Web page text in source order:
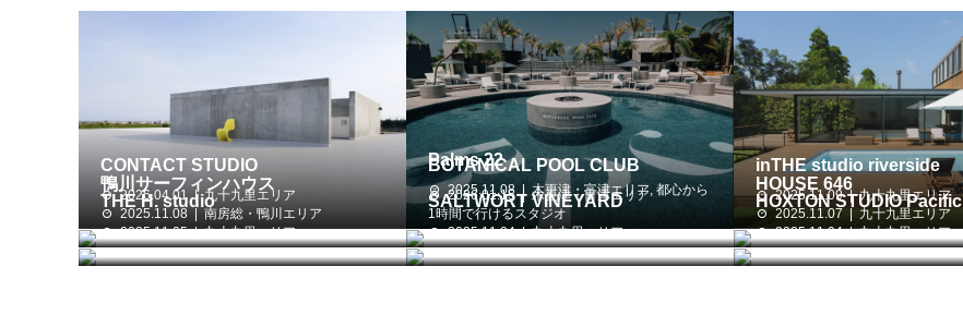
CONTACT STUDIO
2026.04.01 九十九里エリア
BOTANICAL POOL CLUB
2026.01.15 木更津・富津エリア
inTHE studio riverside
2025.11.09 九十九里エリア
鴨川サーフィンハウス
2025.11.08 南房総・鴨川エリア
Palms 22
2025.11.08 木更津・富津エリア, 都心から
1時間で行けるスタジオ
HOUSE 646
2025.11.07 九十九里エリア
THE H. studio
2025.11.05 九十九里エリア
SALTWORT VINEYARD
2025.11.04 九十九里エリア
HOXTON STUDIO Pacific
2025.11.04 九十九里エリア